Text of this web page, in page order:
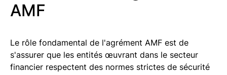
AMF
Le rôle fondamental de l'agrément AMF est de
s'assurer que les entités œuvrant dans le secteur
financier respectent des normes strictes de sécurité